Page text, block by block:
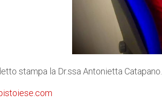
stampa la Dr.ssa Antonietta Catapano.